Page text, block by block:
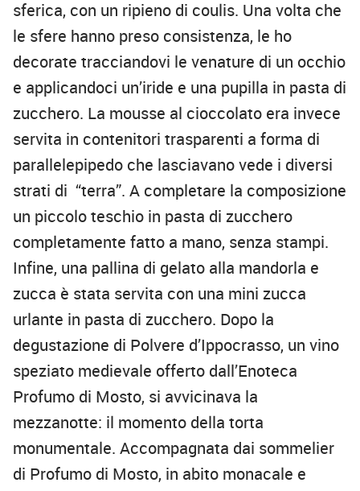
sferica, con un ripieno di coulis. Una volta che
le sfere hanno preso consistenza, le ho
decorate tracciandovi le venature di un occhio
e applicandoci un’iride e una pupilla in pasta di
zucchero. La mousse al cioccolato era invece
servita in contenitori trasparenti a forma di
parallelepipedo che lasciavano vede i diversi
strati di “terra”. A completare la composizione
un piccolo teschio in pasta di zucchero
completamente fatto a mano, senza stampi.
Infine, una pallina di gelato alla mandorla e
zucca è stata servita con una mini zucca
urlante in pasta di zucchero. Dopo la
degustazione di Polvere d’Ippocrasso, un vino
speziato medievale offerto dall’Enoteca
Profumo di Mosto, si avvicinava la
mezzanotte: il momento della torta
monumentale. Accompagnata dai sommelier
di Profumo di Mosto, in abito monacale e